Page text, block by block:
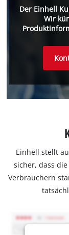
Der Einhell
Wir
Einhell stellt
sicher, dass
Verbrauchern